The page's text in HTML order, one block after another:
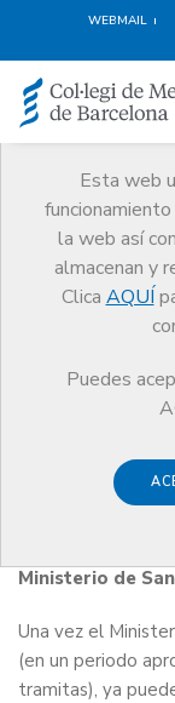
WEBMAIL
Esta web
la web así
almacenan y
Clica AQUÍ
Puedes
Médicos
Trámites
Ministerio de
Una vez el
(en un periodo
tramitas), ya